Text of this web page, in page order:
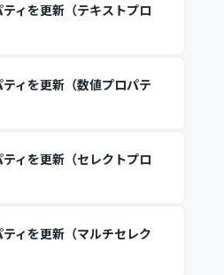
ィを更新（テキストプロ
ィを更新（数値プロパテ
ィを更新（セレクトプロ
ィを更新（マルチセレク